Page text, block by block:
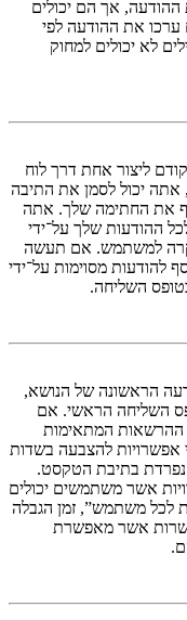
אך הם יכולים
את ההודעה לפי
לא יכולים למחוק
ליצור אחת דרך לוח
יכול לסמן את התיבה
את החתימה שלך. אתה
ההודעות שלך על־ידי
למשתמש. אם תעשה
להודעות מסוימות על־ידי
השליחה.
הראשונה של הנושא,
השליחה הראשי. אם
ההרשאות המתאימות
אפשרויות להצבעה בשדות
בתיבת הטקסט.
אשר משתמשים יכולים
לכל משתמש”, זמן הגבלה
האפשרות אשר מאפשרת